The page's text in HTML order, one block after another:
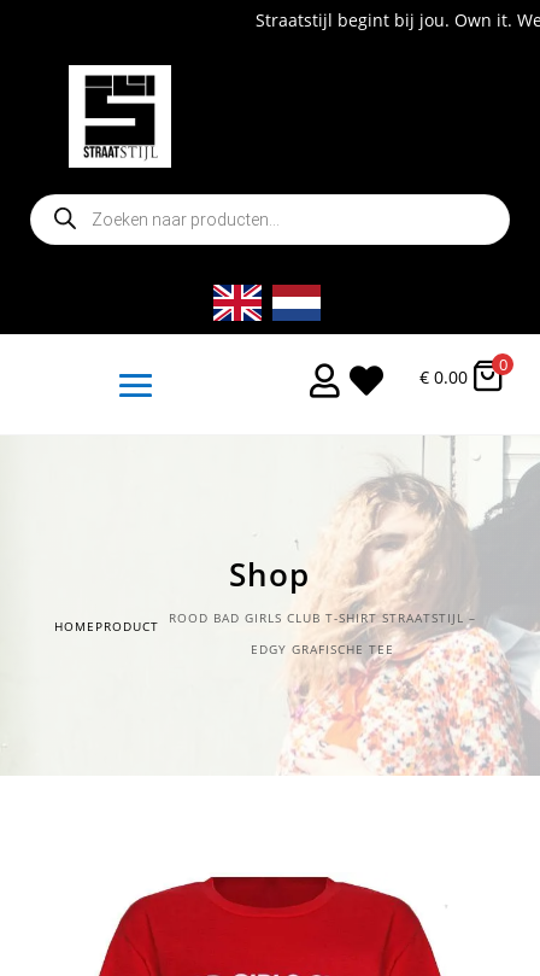
Straatstijl begint bij jou. Own it. Wear
Producten
zoeken
  € 0.00
0
Shop
HOME PRODUCT
ROOD BAD GIRLS CLUB T-SHIRT STRAATSTIJL –
EDGY GRAFISCHE TEE